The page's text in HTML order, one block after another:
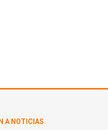
A NOTICIAS